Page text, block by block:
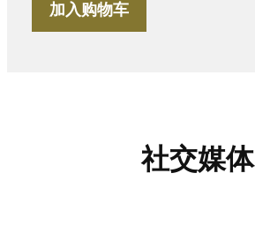
为：
加入购物车
社交媒体